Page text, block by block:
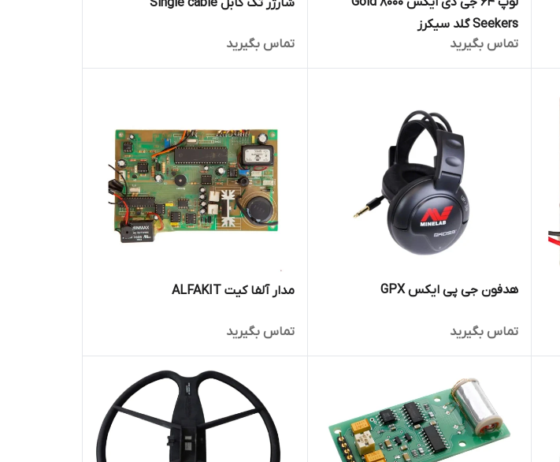
Seekers گلد سیکرز
تماس بگیرید
تماس بگیرید
هدفون جی پی ایکس GPX
تماس بگیرید
مدار آلفا کیت ALFAKIT
تماس بگیرید